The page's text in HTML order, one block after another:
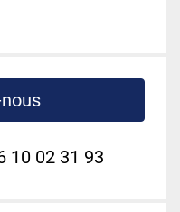
10 02 31 93